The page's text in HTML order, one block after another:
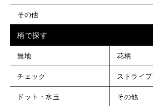
その他
柄で探す
無地 花柄
チェック ストライプ
ドット・水玉 その他